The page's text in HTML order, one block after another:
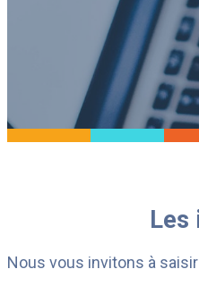
Accessibilité
Comité des
Divulgation des
Loi sur les
Dossier scolaire
Les
Nous vous invitons à